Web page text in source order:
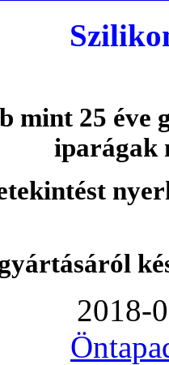
mint 25 éve
iparágak
2018-